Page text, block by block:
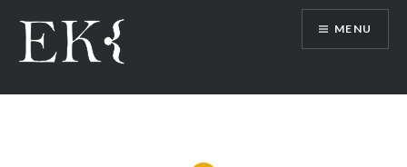
inhoud
MENU